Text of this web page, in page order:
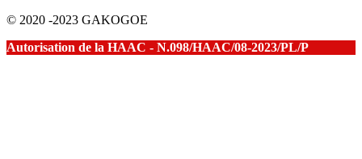
© 2020 -2023 GAKOGOE
Autorisation de la HAAC - N.098/HAAC/08-2023/PL/P